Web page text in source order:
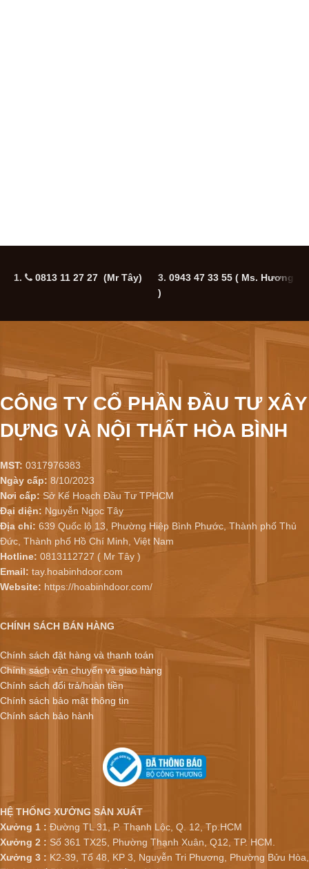
1. 0813 11 27 27 (Mr Tây) 3. 0943 47 33 55 ( Ms. Hương
)
CÔNG TY CỔ PHẦN ĐẦU TƯ XÂY
DỰNG VÀ NỘI THẤT HÒA BÌNH
MST: 0317976383
Ngày cấp: 8/10/2023
Nơi cấp: Sở Kế Hoạch Đầu Tư TPHCM
Đại diện: Nguyễn Ngọc Tây
Địa chỉ: 639 Quốc lộ 13, Phường Hiệp Bình Phước, Thành phố Thủ
Đức, Thành phố Hồ Chí Minh, Việt Nam
Hotline: 0813112727 ( Mr Tây )
Email: tay.hoabinhdoor.com
Website: https://hoabinhdoor.com/
CHÍNH SÁCH BÁN HÀNG
Chính sách đặt hàng và thanh toán
Chính sách vận chuyển và giao hàng
Chính sách đổi trả/hoàn tiền
Chính sách bảo mật thông tin
Chính sách bảo hành
HỆ THỐNG XƯỞNG SẢN XUẤT
Xưởng 1 : Đường TL 31, P. Thạnh Lộc, Q. 12, Tp.HCM
Xưởng 2 : Số 361 TX25, Phường Thạnh Xuân, Q12, TP. HCM.
Xưởng 3 : K2-39, Tổ 48, KP 3, Nguyễn Tri Phương, Phường Bửu Hòa,